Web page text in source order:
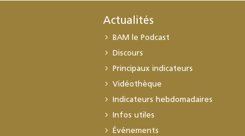
Actualités
BAM le Podcast
Discours
Principaux indicateurs
Vidéothèque
Indicateurs hebdomadaires
Infos utiles
Événements